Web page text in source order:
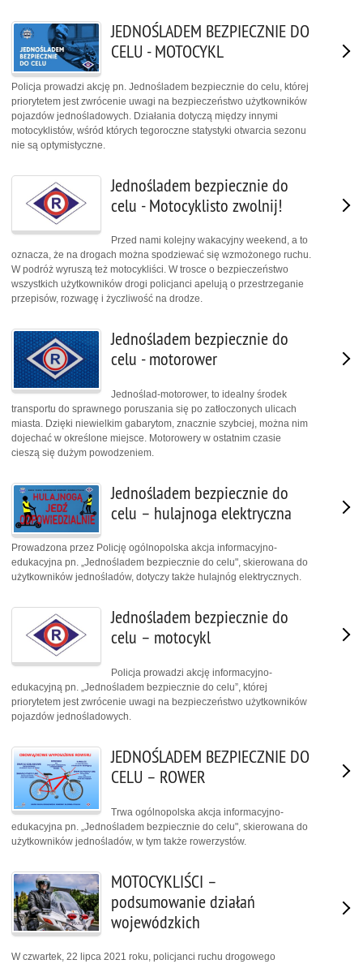
JEDNOŚLADEM BEZPIECZNIE DO
CELU - MOTOCYKL
Policja prowadzi akcję pn. Jednośladem bezpiecznie do celu, której
priorytetem jest zwrócenie uwagi na bezpieczeństwo użytkowników
pojazdów jednośladowych. Działania dotyczą między innymi
motocyklistów, wśród których tegoroczne statystyki otwarcia sezonu
nie są optymistyczne.
Jednośladem bezpiecznie do
celu - Motocyklisto zwolnij!
Przed nami kolejny wakacyjny weekend, a to
oznacza, że na drogach można spodziewać się wzmożonego ruchu.
W podróż wyruszą też motocykliści. W trosce o bezpieczeństwo
wszystkich użytkowników drogi policjanci apelują o przestrzeganie
przepisów, rozwagę i życzliwość na drodze.
Jednośladem bezpiecznie do
celu - motorower
Jednoślad-motorower, to idealny środek
transportu do sprawnego poruszania się po zatłoczonych ulicach
miasta. Dzięki niewielkim gabarytom, znacznie szybciej, można nim
dojechać w określone miejsce. Motorowery w ostatnim czasie
cieszą się dużym powodzeniem.
Jednośladem bezpiecznie do
celu – hulajnoga elektryczna
Prowadzona przez Policję ogólnopolska akcja informacyjno-
edukacyjna pn. „Jednośladem bezpiecznie do celu", skierowana do
użytkowników jednośladów, dotyczy także hulajnóg elektrycznych.
Jednośladem bezpiecznie do
celu – motocykl
Policja prowadzi akcję informacyjno-
edukacyjną pn. „Jednośladem bezpiecznie do celu”, której
priorytetem jest zwrócenie uwagi na bezpieczeństwo użytkowników
pojazdów jednośladowych.
JEDNOŚLADEM BEZPIECZNIE DO
CELU – ROWER
Trwa ogólnopolska akcja informacyjno-
edukacyjna pn. „Jednośladem bezpiecznie do celu", skierowana do
użytkowników jednośladów, w tym także rowerzystów.
MOTOCYKLIŚCI –
podsumowanie działań
wojewódzkich
W czwartek, 22 lipca 2021 roku, policjanci ruchu drogowego